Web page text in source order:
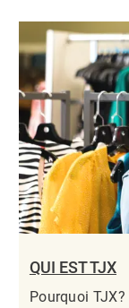
QUI EST TJX
Pourquoi